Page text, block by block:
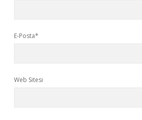
E-Posta*
Web Sitesi